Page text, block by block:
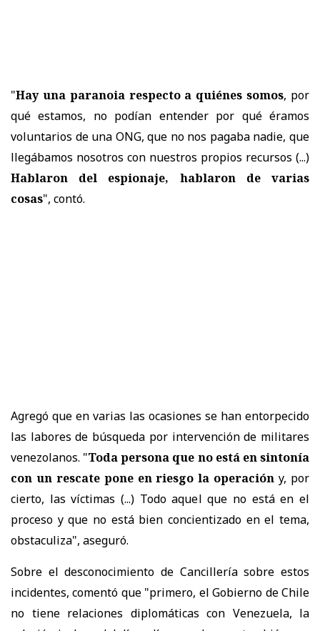
"Hay una paranoia respecto a quiénes somos, por
qué estamos, no podían entender por qué éramos
voluntarios de una ONG, que no nos pagaba nadie, que
llegábamos nosotros con nuestros propios recursos (...)
Hablaron del espionaje, hablaron de varias
cosas", contó.
Agregó que en varias las ocasiones se han entorpecido
las labores de búsqueda por intervención de militares
venezolanos. "Toda persona que no está en sintonía
con un rescate pone en riesgo la operación y, por
cierto, las víctimas (...) Todo aquel que no está en el
proceso y que no está bien concientizado en el tema,
obstaculiza", aseguró.
Sobre el desconocimiento de Cancillería sobre estos
incidentes, comentó que "primero, el Gobierno de Chile
no tiene relaciones diplomáticas con Venezuela, la